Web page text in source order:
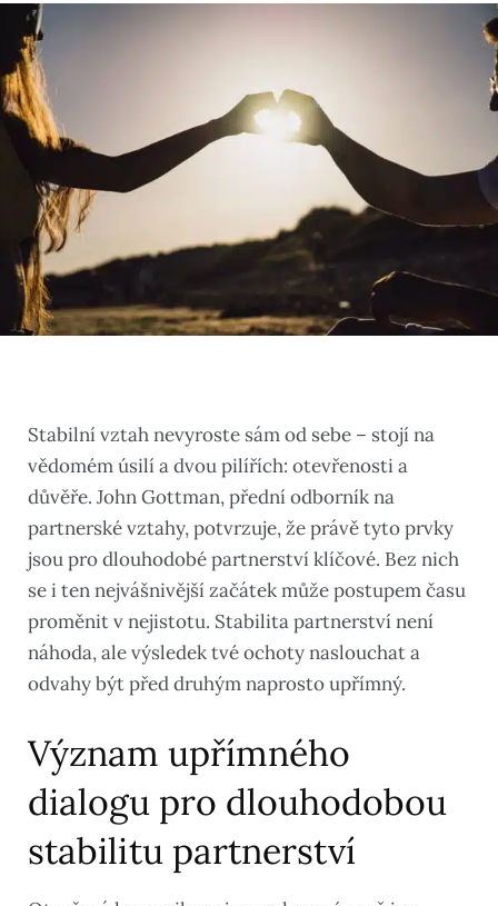
Stabilní vztah nevyroste sám od sebe – stojí na
vědomém úsilí a dvou pilířích: otevřenosti a
důvěře. John Gottman, přední odborník na
partnerské vztahy, potvrzuje, že právě tyto prvky
jsou pro dlouhodobé partnerství klíčové. Bez nich
se i ten nejvášnivější začátek může postupem času
proměnit v nejistotu. Stabilita partnerství není
náhoda, ale výsledek tvé ochoty naslouchat a
odvahy být před druhým naprosto upřímný.
Význam upřímného
dialogu pro dlouhodobou
stabilitu partnerství